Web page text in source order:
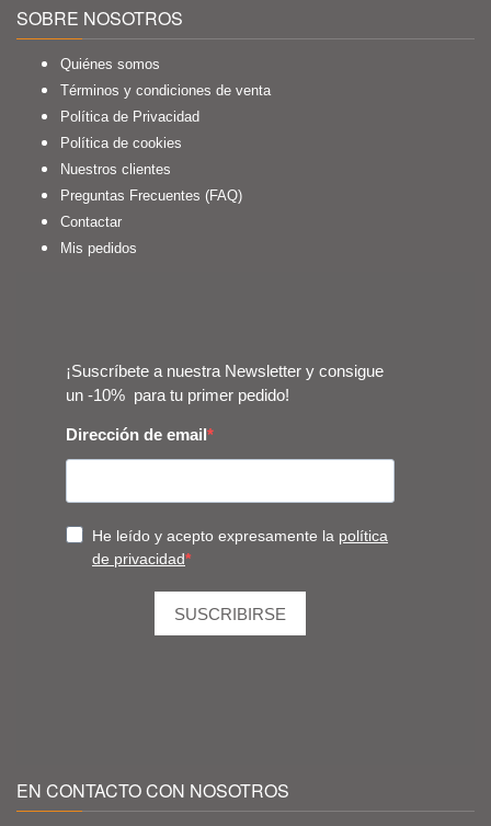
SOBRE NOSOTROS
Quiénes somos
Términos y condiciones de venta
Política de Privacidad
Política de cookies
Nuestros clientes
Preguntas Frecuentes (FAQ)
Contactar
Mis pedidos
EN CONTACTO CON NOSOTROS